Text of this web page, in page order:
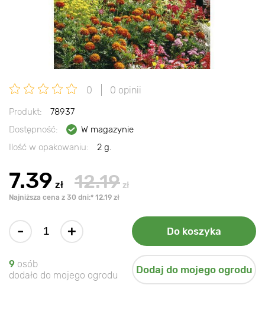
0 0 opinii
Produkt:
78937
Dostępność:
W magazynie
Ilość w opakowaniu:
2 g.
7.39 zł 12.19 zł
Najniższa cena z 30 dni:* 12.19 zł
- + Do koszyka
9 osób
dodało do mojego ogrodu
Dodaj do mojego ogrodu